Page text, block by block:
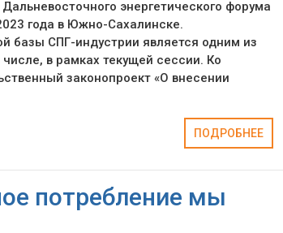
энергетического форума
года в Южно-Сахалинске.
базы СПГ-индустрии является одним из
в рамках текущей сессии. Ко
законопроект «О внесении
ПОДРОБНЕЕ
потребление мы